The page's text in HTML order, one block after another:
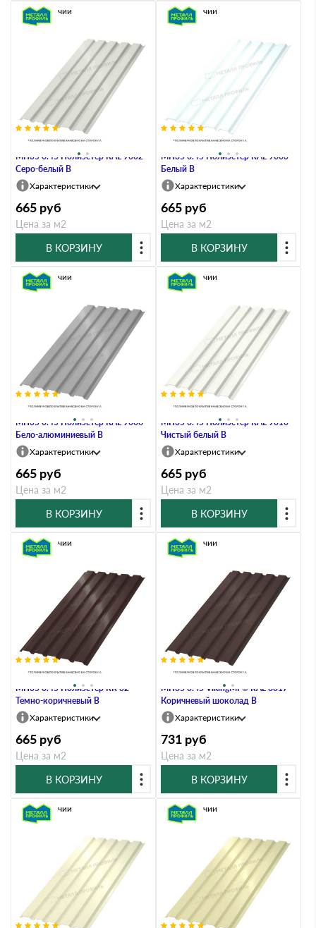
Профлист Металл Профиль
МП35 0.45 Полиэстер RAL 9002
Серо-белый B
В наличии
Характеристики
665 руб
Цена за м2
В КОРЗИНУ
Профлист Металл Профиль
МП35 0.45 Полиэстер RAL 9003
Белый B
В наличии
Характеристики
665 руб
Цена за м2
В КОРЗИНУ
Профлист Металл Профиль
МП35 0.45 Полиэстер RAL 9006
Бело-алюминиевый B
В наличии
Характеристики
665 руб
Цена за м2
В КОРЗИНУ
Профлист Металл Профиль
МП35 0.45 Полиэстер RAL 9010
Чистый белый B
В наличии
Характеристики
665 руб
Цена за м2
В КОРЗИНУ
Профлист Металл Профиль
МП35 0.45 Полиэстер RR 32
Темно-коричневый B
В наличии
Характеристики
665 руб
Цена за м2
В КОРЗИНУ
Профлист Металл Профиль
МП35 0.45 VikingMP® RAL 8017
Коричневый шоколад B
В наличии
Характеристики
731 руб
Цена за м2
В КОРЗИНУ
В наличии В наличии